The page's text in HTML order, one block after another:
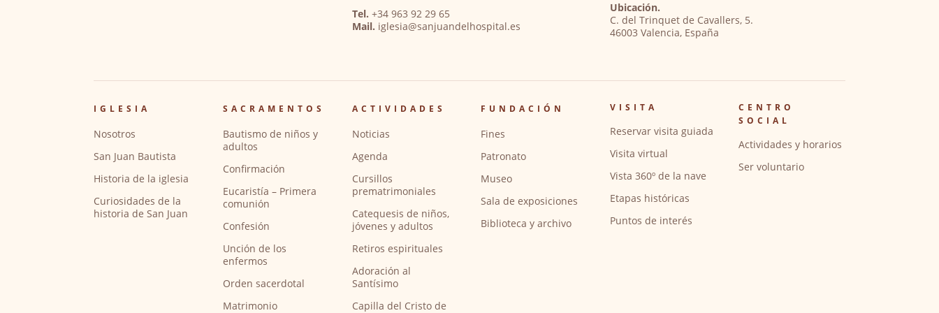
Tel. +34 963 92 29 65
Mail. iglesia@sanjuandelhospital.es
Ubicación.
C. del Trinquet de Cavallers, 5.
46003 Valencia, España
IGLESIA
Nosotros
San Juan Bautista
Historia de la iglesia
Curiosidades de la
historia de San Juan
SACRAMENTOS
Bautismo de niños y
adultos
Confirmación
Eucaristía – Primera
comunión
Confesión
Unción de los
enfermos
Orden sacerdotal
Matrimonio
ACTIVIDADES
Noticias
Agenda
Cursillos
prematrimoniales
Catequesis de niños,
jóvenes y adultos
Retiros espirituales
Adoración al
Santísimo
Capilla del Cristo de
FUNDACIÓN
Fines
Patronato
Museo
Sala de exposiciones
Biblioteca y archivo
VISITA
Reservar visita guiada
Visita virtual
Vista 360º de la nave
Etapas históricas
Puntos de interés
CENTRO
SOCIAL
Actividades y horarios
Ser voluntario